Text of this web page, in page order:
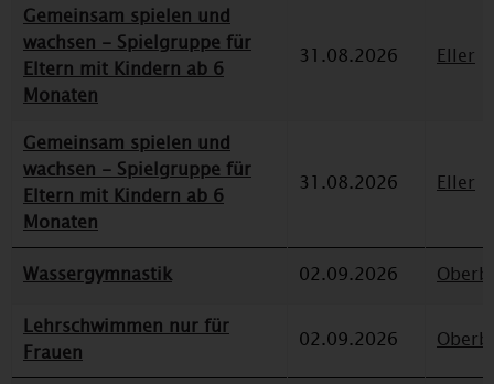
Gemeinsam spielen und
wachsen - Spielgruppe für
Eltern mit Kindern ab 6
Monaten
31.08.2026 Eller
Gemeinsam spielen und
wachsen - Spielgruppe für
Eltern mit Kindern ab 6
Monaten
31.08.2026 Eller
Wassergymnastik 02.09.2026
Lehrschwimmen nur für
Frauen
02.09.2026